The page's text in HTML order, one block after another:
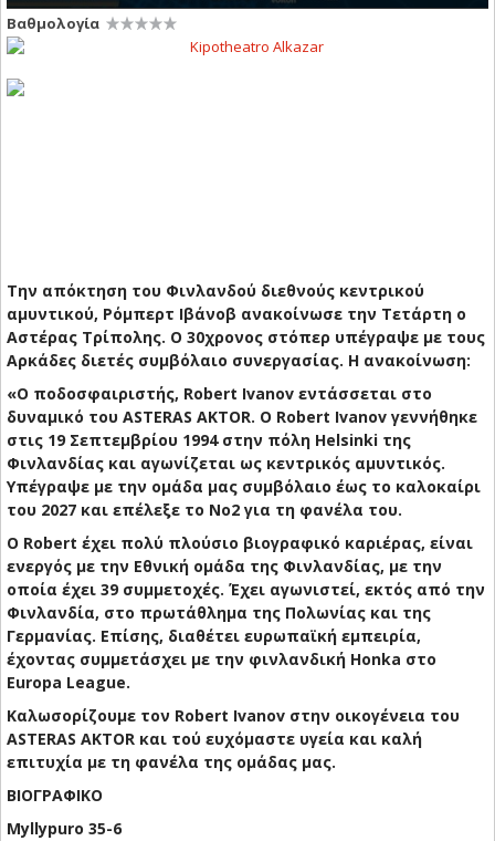
Βαθμολογία
Την απόκτηση του Φινλανδού διεθνούς κεντρικού
αμυντικού, Ρόμπερτ Ιβάνοβ ανακοίνωσε την Τετάρτη ο
Αστέρας Τρίπολης. Ο 30χρονος στόπερ υπέγραψε με τους
Αρκάδες διετές συμβόλαιο συνεργασίας. Η ανακοίνωση:
«Ο ποδοσφαιριστής, Robert Ivanov εντάσσεται στο
δυναμικό του ASTERAS AKTOR. Ο Robert Ivanov γεννήθηκε
στις 19 Σεπτεμβρίου 1994 στην πόλη Helsinki της
Φινλανδίας και αγωνίζεται ως κεντρικός αμυντικός.
Υπέγραψε με την ομάδα μας συμβόλαιο έως το καλοκαίρι
του 2027 και επέλεξε το Νο2 για τη φανέλα του.
Ο Robert έχει πολύ πλούσιο βιογραφικό καριέρας, είναι
ενεργός με την Εθνική ομάδα της Φινλανδίας, με την
οποία έχει 39 συμμετοχές. Έχει αγωνιστεί, εκτός από την
Φινλανδία, στο πρωτάθλημα της Πολωνίας και της
Γερμανίας. Επίσης, διαθέτει ευρωπαϊκή εμπειρία,
έχοντας συμμετάσχει με την φινλανδική Honka στο
Europa League.
Καλωσορίζουμε τον Robert Ivanov στην οικογένεια του
ASTERAS AKTOR και τού ευχόμαστε υγεία και καλή
επιτυχία με τη φανέλα της ομάδας μας.
ΒΙΟΓΡΑΦΙΚΟ
Myllypuro 35-6